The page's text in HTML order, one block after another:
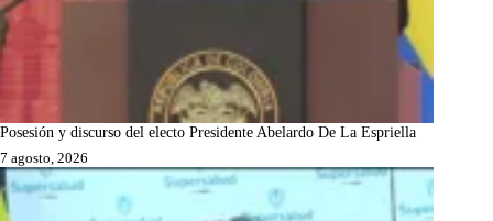
Posesión y discurso del electo Presidente Abelardo De La Espriella
7 agosto, 2026